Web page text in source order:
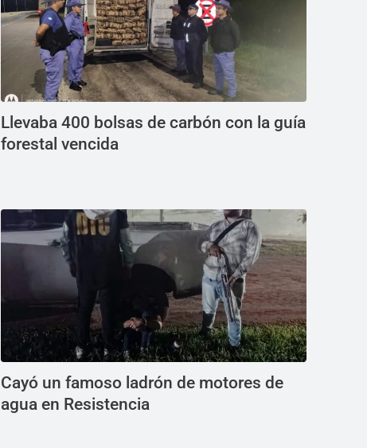
Llevaba 400 bolsas de carbón con la guía
forestal vencida
Cayó un famoso ladrón de motores de
agua en Resistencia